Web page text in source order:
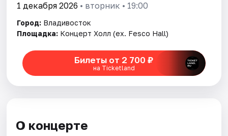
1 декабря 2026 • вторник • 19:00
Город: Владивосток
Площадка: Концерт Холл (ex. Fesco Hall)
Билеты от 2 700 ₽
на Ticketland
О концерте